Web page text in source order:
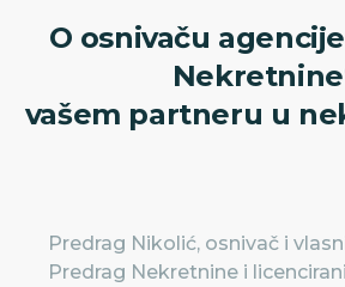
O osnivaču
vašem partneru u
Predrag Nikolić, osnivač i
Predrag Nekretnine i